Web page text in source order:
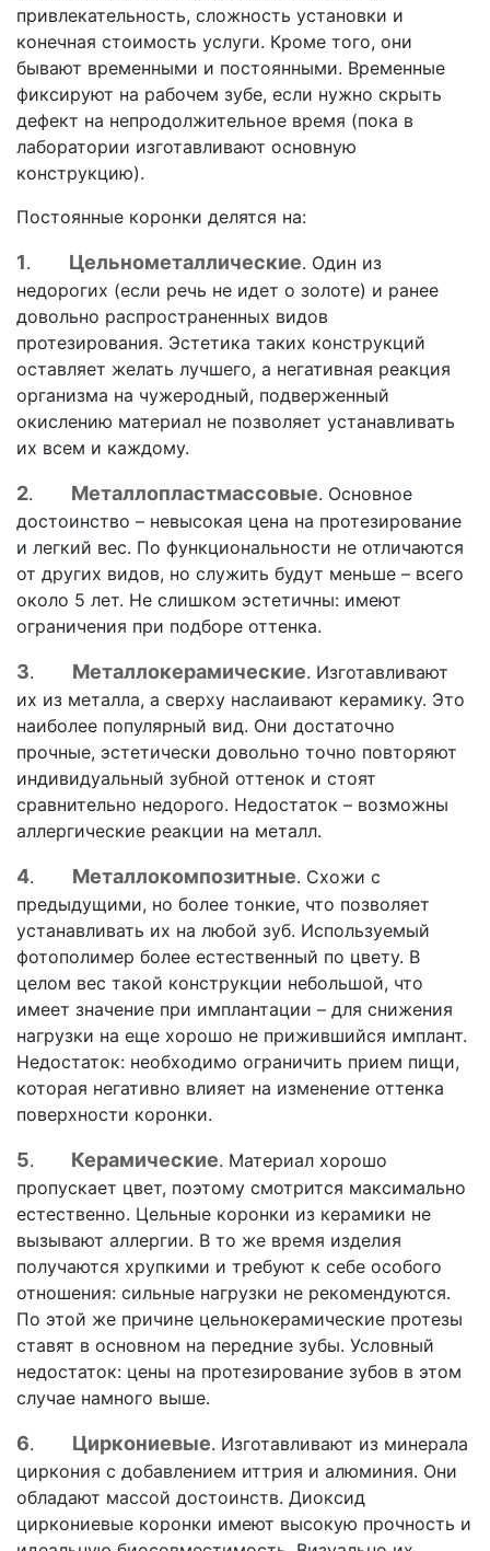
привлекательность, сложность установки и
конечная стоимость услуги. Кроме того, они
бывают временными и постоянными. Временные
фиксируют на рабочем зубе, если нужно скрыть
дефект на непродолжительное время (пока в
лаборатории изготавливают основную
конструкцию).
Постоянные коронки делятся на:
1. Цельнометаллические. Один из
недорогих (если речь не идет о золоте) и ранее
довольно распространенных видов
протезирования. Эстетика таких конструкций
оставляет желать лучшего, а негативная реакция
организма на чужеродный, подверженный
окислению материал не позволяет устанавливать
их всем и каждому.
2. Металлопластмассовые. Основное
достоинство – невысокая цена на протезирование
и легкий вес. По функциональности не отличаются
от других видов, но служить будут меньше – всего
около 5 лет. Не слишком эстетичны: имеют
ограничения при подборе оттенка.
3. Металлокерамические. Изготавливают
их из металла, а сверху наслаивают керамику. Это
наиболее популярный вид. Они достаточно
прочные, эстетически довольно точно повторяют
индивидуальный зубной оттенок и стоят
сравнительно недорого. Недостаток – возможны
аллергические реакции на металл.
4. Металлокомпозитные. Схожи с
предыдущими, но более тонкие, что позволяет
устанавливать их на любой зуб. Используемый
фотополимер более естественный по цвету. В
целом вес такой конструкции небольшой, что
имеет значение при имплантации – для снижения
нагрузки на еще хорошо не прижившийся имплант.
Недостаток: необходимо ограничить прием пищи,
которая негативно влияет на изменение оттенка
поверхности коронки.
5. Керамические. Материал хорошо
пропускает цвет, поэтому смотрится максимально
естественно. Цельные коронки из керамики не
вызывают аллергии. В то же время изделия
получаются хрупкими и требуют к себе особого
отношения: сильные нагрузки не рекомендуются.
По этой же причине цельнокерамические протезы
ставят в основном на передние зубы. Условный
недостаток: цены на протезирование зубов в этом
случае намного выше.
6. Циркониевые. Изготавливают из минерала
циркония с добавлением иттрия и алюминия. Они
обладают массой достоинств. Диоксид
циркониевые коронки имеют высокую прочность и